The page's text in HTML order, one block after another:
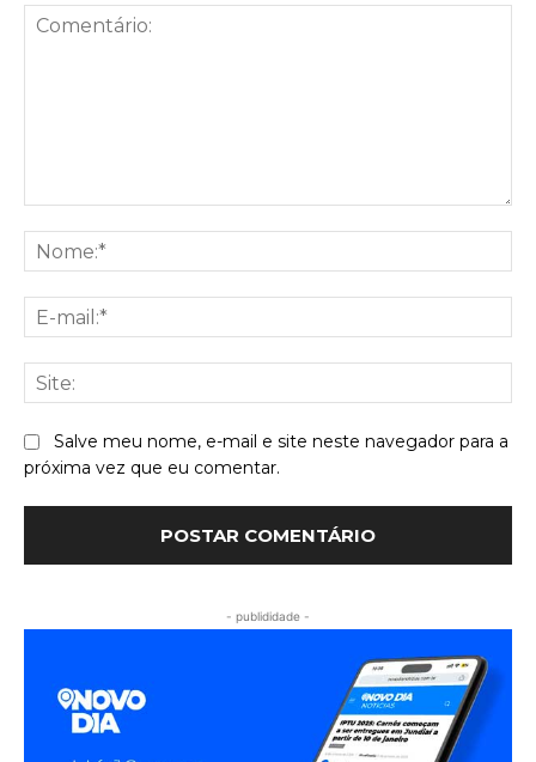
Salve meu nome, e-mail e site neste navegador para a
próxima vez que eu comentar.
- publididade -